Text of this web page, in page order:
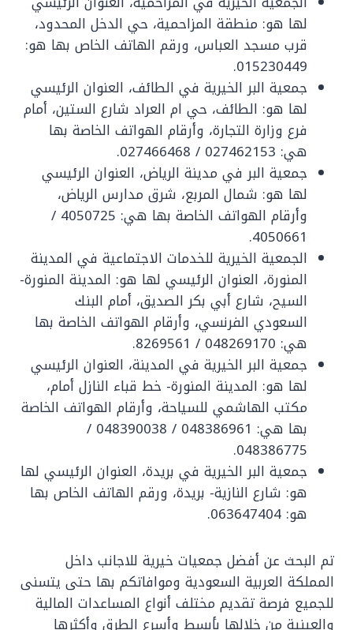
لها هو: منطقة المزاحمية، حي الدخل المحدود،
قرب مسجد العباس، ورقم الهاتف الخاص بها هو:
015230449.
جمعية البر الخيرية في الطائف، العنوان الرئيسي
لها هو: الطائف، حي ام العراد شارع الستين، أمام
فرع وزارة التجارة، وأرقام الهواتف الخاصة بها
هي: 027462153 / 027466468.
جمعية البر في مدينة الرياض، العنوان الرئيسي
لها هو: شمال المربع، شرق مدارس الرياض،
وأرقام الهواتف الخاصة بها هي: 4050725 /
4050661.
الجمعية الخيرية للخدمات الاجتماعية في المدينة
المنورة، العنوان الرئيسي لها هو: المدينة المنورة-
السيح، شارع أبي بكر الصديق، أمام البنك
السعودي الفرنسي، وأرقام الهواتف الخاصة بها
هي: 048269170 / 8269561.
جمعية البر الخيرية في المدينة، العنوان الرئيسي
لها هو: المدينة المنورة- خط قباء النازل أمام،
مكتب الهاشمي للسياحة، وأرقام الهواتف الخاصة
بها هي: 048386961 / 048390038 /
048386775.
جمعية البر الخيرية في بريدة، العنوان الرئيسي لها
هو: شارع النازية- بريدة، ورقم الهاتف الخاص بها
هو: 063647404.
تم البحث عن أفضل جمعيات خيرية للاجانب داخل
المملكة العربية السعودية وموافاتكم بها حتى يتسنى
للجميع فرصة تقديم مختلف أنواع المساعدات المالية
والعينية من خلالها بأبسط وأسرع الطرق وأكثرها